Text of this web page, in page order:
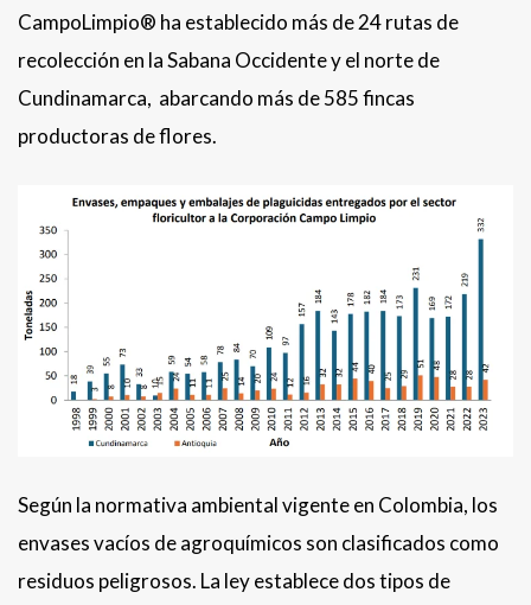
CampoLimpio® ha establecido más de 24 rutas de
recolección en la Sabana Occidente y el norte de
Cundinamarca, abarcando más de 585 fincas
productoras de flores.
Según la normativa ambiental vigente en Colombia, los
envases vacíos de agroquímicos son clasificados como
residuos peligrosos. La ley establece dos tipos de